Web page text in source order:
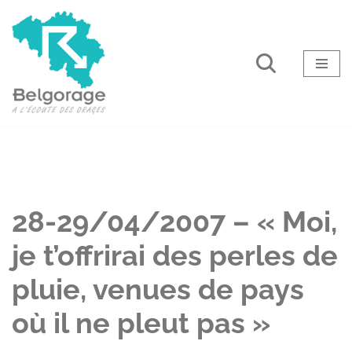
Aller
28-29/04/2007 – « Moi,
je t’offrirai des perles de
pluie, venues de pays
où il ne pleut pas »